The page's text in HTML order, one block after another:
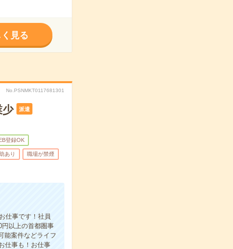
見る
No.PSNMKT0117681301
少 派遣
登録OK
あり 職場が禁煙
仕事です！社員
以上の首都圏事
能案件などライフ
仕事も！お仕事